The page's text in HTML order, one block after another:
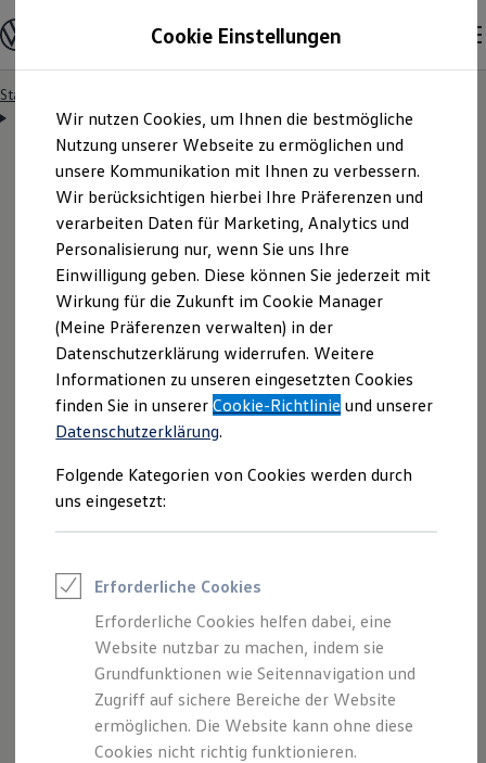
Hauptinhalt
springen
Footer
springen
Modelle & Konfigurator
Nutzfahrzeugkategorien entdecken
Modelle konfigurieren
Vorgängermodelle und Oldtimer
Vorgängermodelle
Oldtimer
Bulli Historie
Branchenlösungen & Gewerbekunden
Umbaulösungen und Hersteller finden
Auf- und Umbauten entdecken & konfigurieren
Groß- und Sonderkunden
Großkunden
Kommunen & Behörden
Journalisten
Sportvereine
Branchenlösungen
Bau & Handwerk
Gewerbliche Personenbeförderung
Service & mobile Werkstätten
Kurier, Logistik & Handel
Feuerwehr
Rettungsdienste
ONE Business ID Vorteile
Fahrzeugsuche & Marktplatz
Digitaler Marktplatz
Kauf & Finanzierung
Online-Fahrzeugbewertung
Aktionen & Angebote
E-Auto-Förderung
Für Privatkunden
Für Gewerbekunden
Profi Paket
TopDeal
Startseite
Servicetermin anfragen
Servicetermin bequem
online anfragen
Nutzen Sie unser Onlineformular, um schnell und
unkompliziert einen Servicetermin bei Ihrem
Volkswagen NutzfahrzeugePartner anzufragen.
Cookie Einstellungen
Wir nutzen Cookies, um Ihnen die bestmögliche
Nutzung unserer Webseite zu ermöglichen und
unsere Kommunikation mit Ihnen zu verbessern.
Wir berücksichtigen hierbei Ihre Präferenzen und
verarbeiten Daten für Marketing, Analytics und
Personalisierung nur, wenn Sie uns Ihre
Einwilligung geben. Diese können Sie jederzeit mit
Wirkung für die Zukunft im Cookie Manager
(Meine Präferenzen verwalten) in der
Datenschutzerklärung widerrufen. Weitere
Informationen zu unseren eingesetzten Cookies
finden Sie in unsererCookie-Richtlinie und unserer
Datenschutzerklärung.
Folgende Kategorien von Cookies werden durch
uns eingesetzt:
Erforderliche Cookies
Erforderliche Cookies helfen dabei, eine
Website nutzbar zu machen, indem sie
Grundfunktionen wie Seitennavigation und
Zugriff auf sichere Bereiche der Website
ermöglichen. Die Website kann ohne diese
Cookies nicht richtig funktionieren.